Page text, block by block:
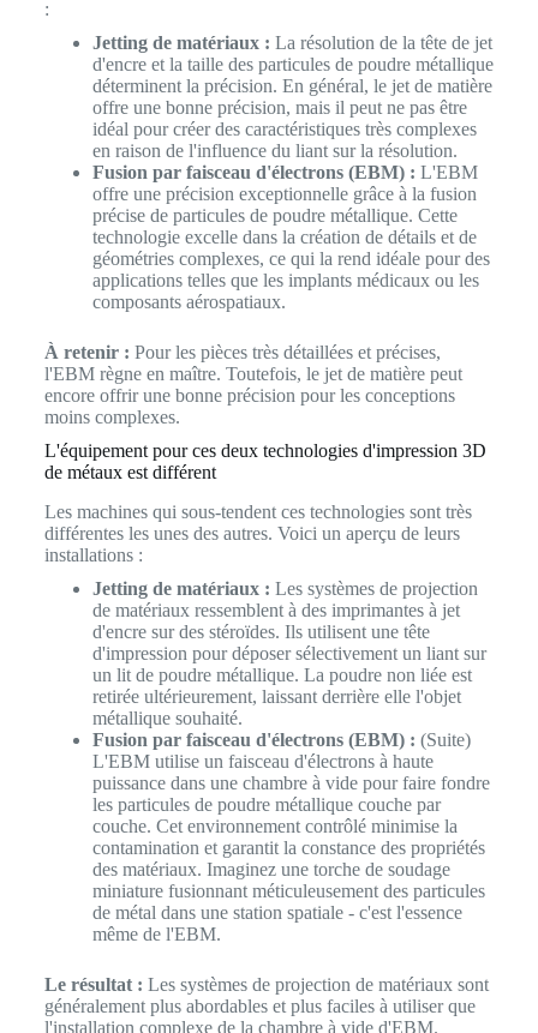
:
Jetting de matériaux : La résolution de la tête de jet
d'encre et la taille des particules de poudre métallique
déterminent la précision. En général, le jet de matière
offre une bonne précision, mais il peut ne pas être
idéal pour créer des caractéristiques très complexes
en raison de l'influence du liant sur la résolution.
Fusion par faisceau d'électrons (EBM) : L'EBM
offre une précision exceptionnelle grâce à la fusion
précise de particules de poudre métallique. Cette
technologie excelle dans la création de détails et de
géométries complexes, ce qui la rend idéale pour des
applications telles que les implants médicaux ou les
composants aérospatiaux.
À retenir : Pour les pièces très détaillées et précises,
l'EBM règne en maître. Toutefois, le jet de matière peut
encore offrir une bonne précision pour les conceptions
moins complexes.
L'équipement pour ces deux technologies d'impression 3D
de métaux est différent
Les machines qui sous-tendent ces technologies sont très
différentes les unes des autres. Voici un aperçu de leurs
installations :
Jetting de matériaux : Les systèmes de projection
de matériaux ressemblent à des imprimantes à jet
d'encre sur des stéroïdes. Ils utilisent une tête
d'impression pour déposer sélectivement un liant sur
un lit de poudre métallique. La poudre non liée est
retirée ultérieurement, laissant derrière elle l'objet
métallique souhaité.
Fusion par faisceau d'électrons (EBM) : (Suite)
L'EBM utilise un faisceau d'électrons à haute
puissance dans une chambre à vide pour faire fondre
les particules de poudre métallique couche par
couche. Cet environnement contrôlé minimise la
contamination et garantit la constance des propriétés
des matériaux. Imaginez une torche de soudage
miniature fusionnant méticuleusement des particules
de métal dans une station spatiale - c'est l'essence
même de l'EBM.
Le résultat : Les systèmes de projection de matériaux sont
généralement plus abordables et plus faciles à utiliser que
l'installation complexe de la chambre à vide d'EBM.